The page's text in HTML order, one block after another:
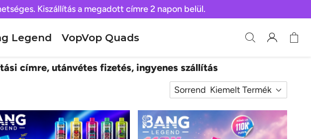
Kiszállítás a megadott címre 2 napon belül.
Legend VopVop Quads
címre, utánvétes fizetés, ingyenes szállítás
Sorrend Kiemelt Termék